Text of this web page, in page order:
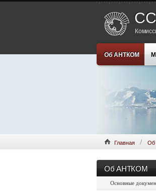
Об АНТКОМ
Главная
Об АНТКОМ
Основные